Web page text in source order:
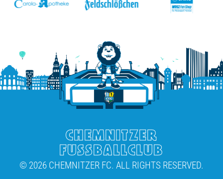
CHEMNITZER
FUSSBALLCLUB
© 2026 CHEMNITZER FC. ALL RIGHTS RESERVED.